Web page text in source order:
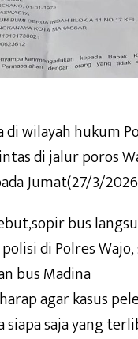
di wilayah hukum
di jalur poros
Jumat(27/3/
bus
di Polres
bus Madina
agar kasus
siapa saja yang